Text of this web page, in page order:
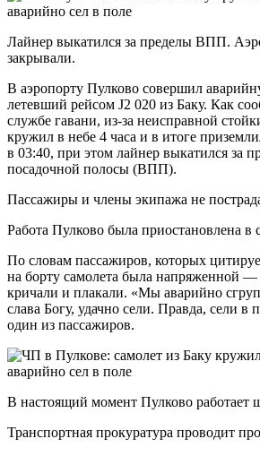
Лайнер выкатился за пределы ВПП.
закрывали.
В аэропорту Пулково совершил
летевший рейсом J2 020 из Баку. Как
службе гавани, из-за неисправной
кружил в небе 4 часа и в итоге
в 03:40, при этом лайнер выкатился за
посадочной полосы (ВПП).
Пассажиры и члены экипажа не
Работа Пулково была приостановлена в
По словам пассажиров, которых
на борту самолета была напряженной
кричали и плакали. «Мы аварийно
слава Богу, удачно сели. Правда, сели
один из пассажиров.
В настоящий момент Пулково работает
Транспортная прокуратура проводит